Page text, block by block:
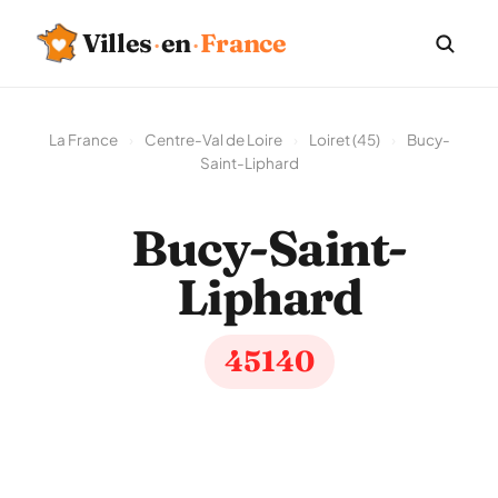
Villes·en·France
La France Centre-Val de Loire Loiret (45)
Bucy-
Saint-Liphard
Bucy-Saint-
Liphard
45140